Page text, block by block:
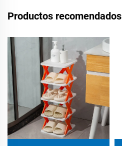
Productos recomendados